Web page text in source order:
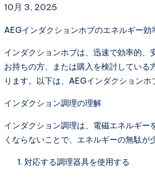
10月 3, 2025
AEGインダクションホブのエネルギー効
インダクションホブは、迅速で効率的
お持ちの方、または購入を検討してい
ります。以下は、AEGインダクション
インダクション調理の理解
インダクション調理は、電磁エネルギ
くならないことで、エネルギーの無駄が
対応する調理器具を使用する